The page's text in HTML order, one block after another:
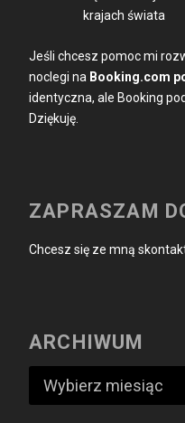
krajach świata
Jeśli chcesz pomoc mi
noclegi na Booking.com
identyczna, ale Booking
Dziękuję.
ZAPRASZAM
Chcesz się ze mną
ARCHIWUM